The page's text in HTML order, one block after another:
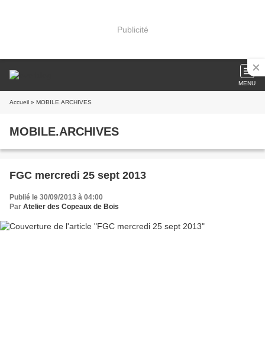
Publicité
MENU
Accueil » MOBILE.ARCHIVES
MOBILE.ARCHIVES
FGC mercredi 25 sept 2013
Publié le 30/09/2013 à 04:00
Par Atelier des Copeaux de Bois